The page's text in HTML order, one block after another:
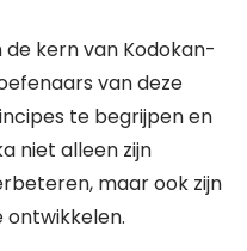
kern van Kodokan-
van deze
te begrijpen en
niet alleen zijn
maar ook zijn